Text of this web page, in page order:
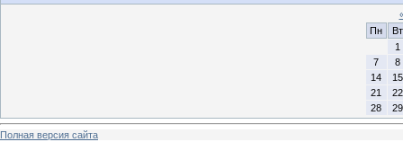
Пн
Вт
1
7
8
14
15
21
22
28
29
Полная версия сайта